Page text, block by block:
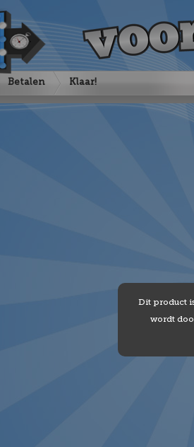
Betalen Klaar!
Dit product
wordt